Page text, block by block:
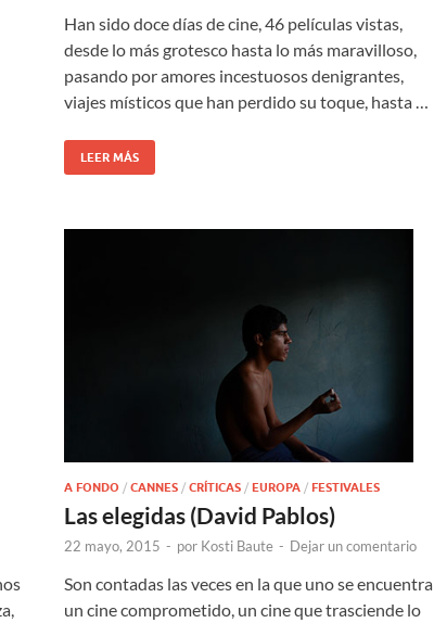
Han sido doce días de cine, 46 películas vistas,
desde lo más grotesco hasta lo más maravilloso,
pasando por amores incestuosos denigrantes,
viajes místicos que han perdido su toque, hasta …
LEER MÁS
A FONDO / CANNES / CRÍTICAS / EUROPA / FESTIVALES
Las elegidas (David Pablos)
22 mayo, 2015 - por Kosti Baute - Dejar un comentario
Son contadas las veces en la que uno se encuentra
un cine comprometido, un cine que trasciende lo